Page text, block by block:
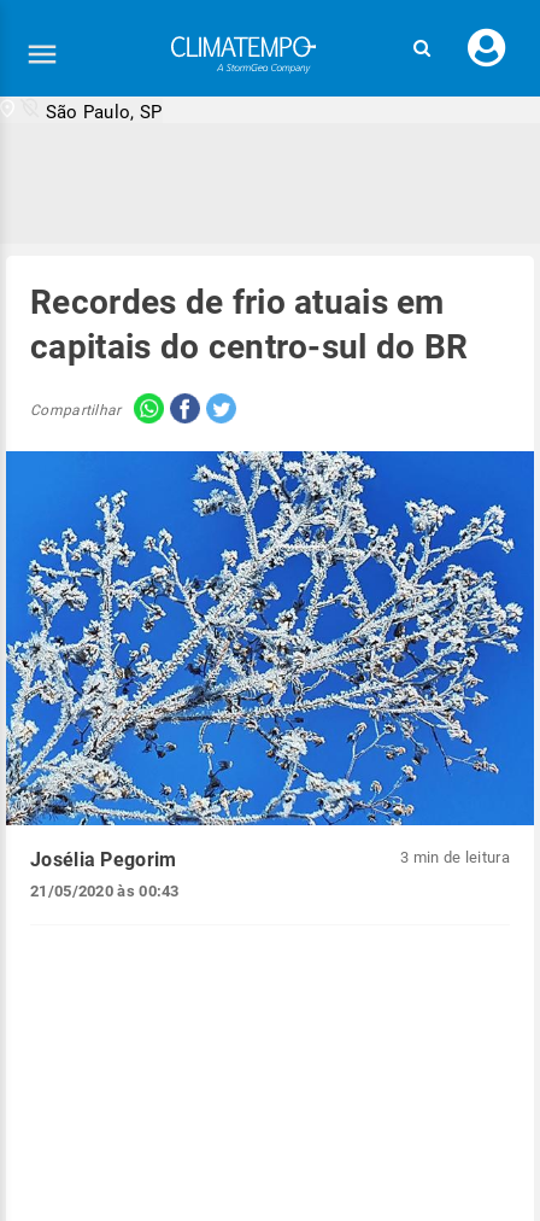
seu
São Paulo, SP
Recordes de frio atuais em
capitais do centro-sul do BR
Compartilhar
Josélia Pegorim
21/05/2020 às 00:43
3 min de leitura